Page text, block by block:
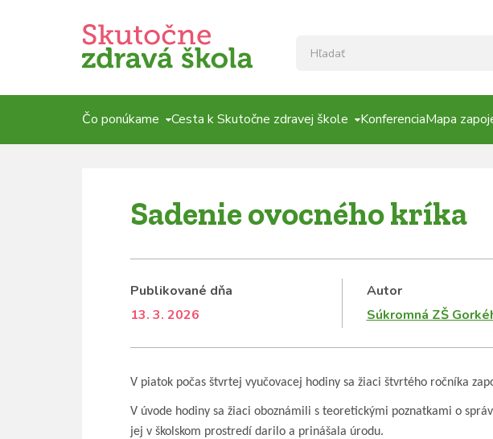
Čo ponúkame Cesta k Skutočne zdravej škole KonferenciaMapa
Sadenie ovocného kríka
Publikované dňa
13. 3. 2026
Autor
Súkromná ZŠ
V piatok počas štvrtej vyučovacej hodiny sa žiaci štvrtého ročníka
V úvode hodiny sa žiaci oboznámili s teoretickými poznatkami o
jej v školskom prostredí darilo a prinášala úrodu.